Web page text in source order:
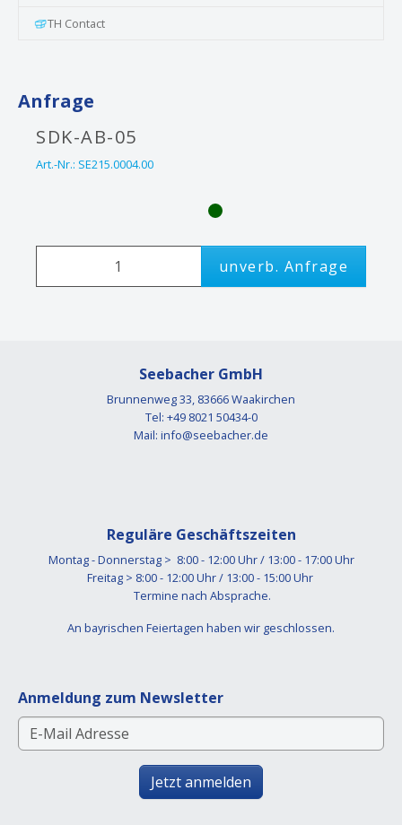
TH Contact
Anfrage
SDK-AB-05
Art.-Nr.: SE215.0004.00
unverb. Anfrage
Seebacher GmbH
Brunnenweg 33, 83666 Waakirchen
Tel: +49 8021 50434-0
Mail: info@seebacher.de
Reguläre Geschäftszeiten
Montag - Donnerstag > 8:00 - 12:00 Uhr / 13:00 - 17:00 Uhr
Freitag > 8:00 - 12:00 Uhr / 13:00 - 15:00 Uhr
Termine nach Absprache.
An bayrischen Feiertagen haben wir geschlossen.
Anmeldung zum Newsletter
Jetzt anmelden